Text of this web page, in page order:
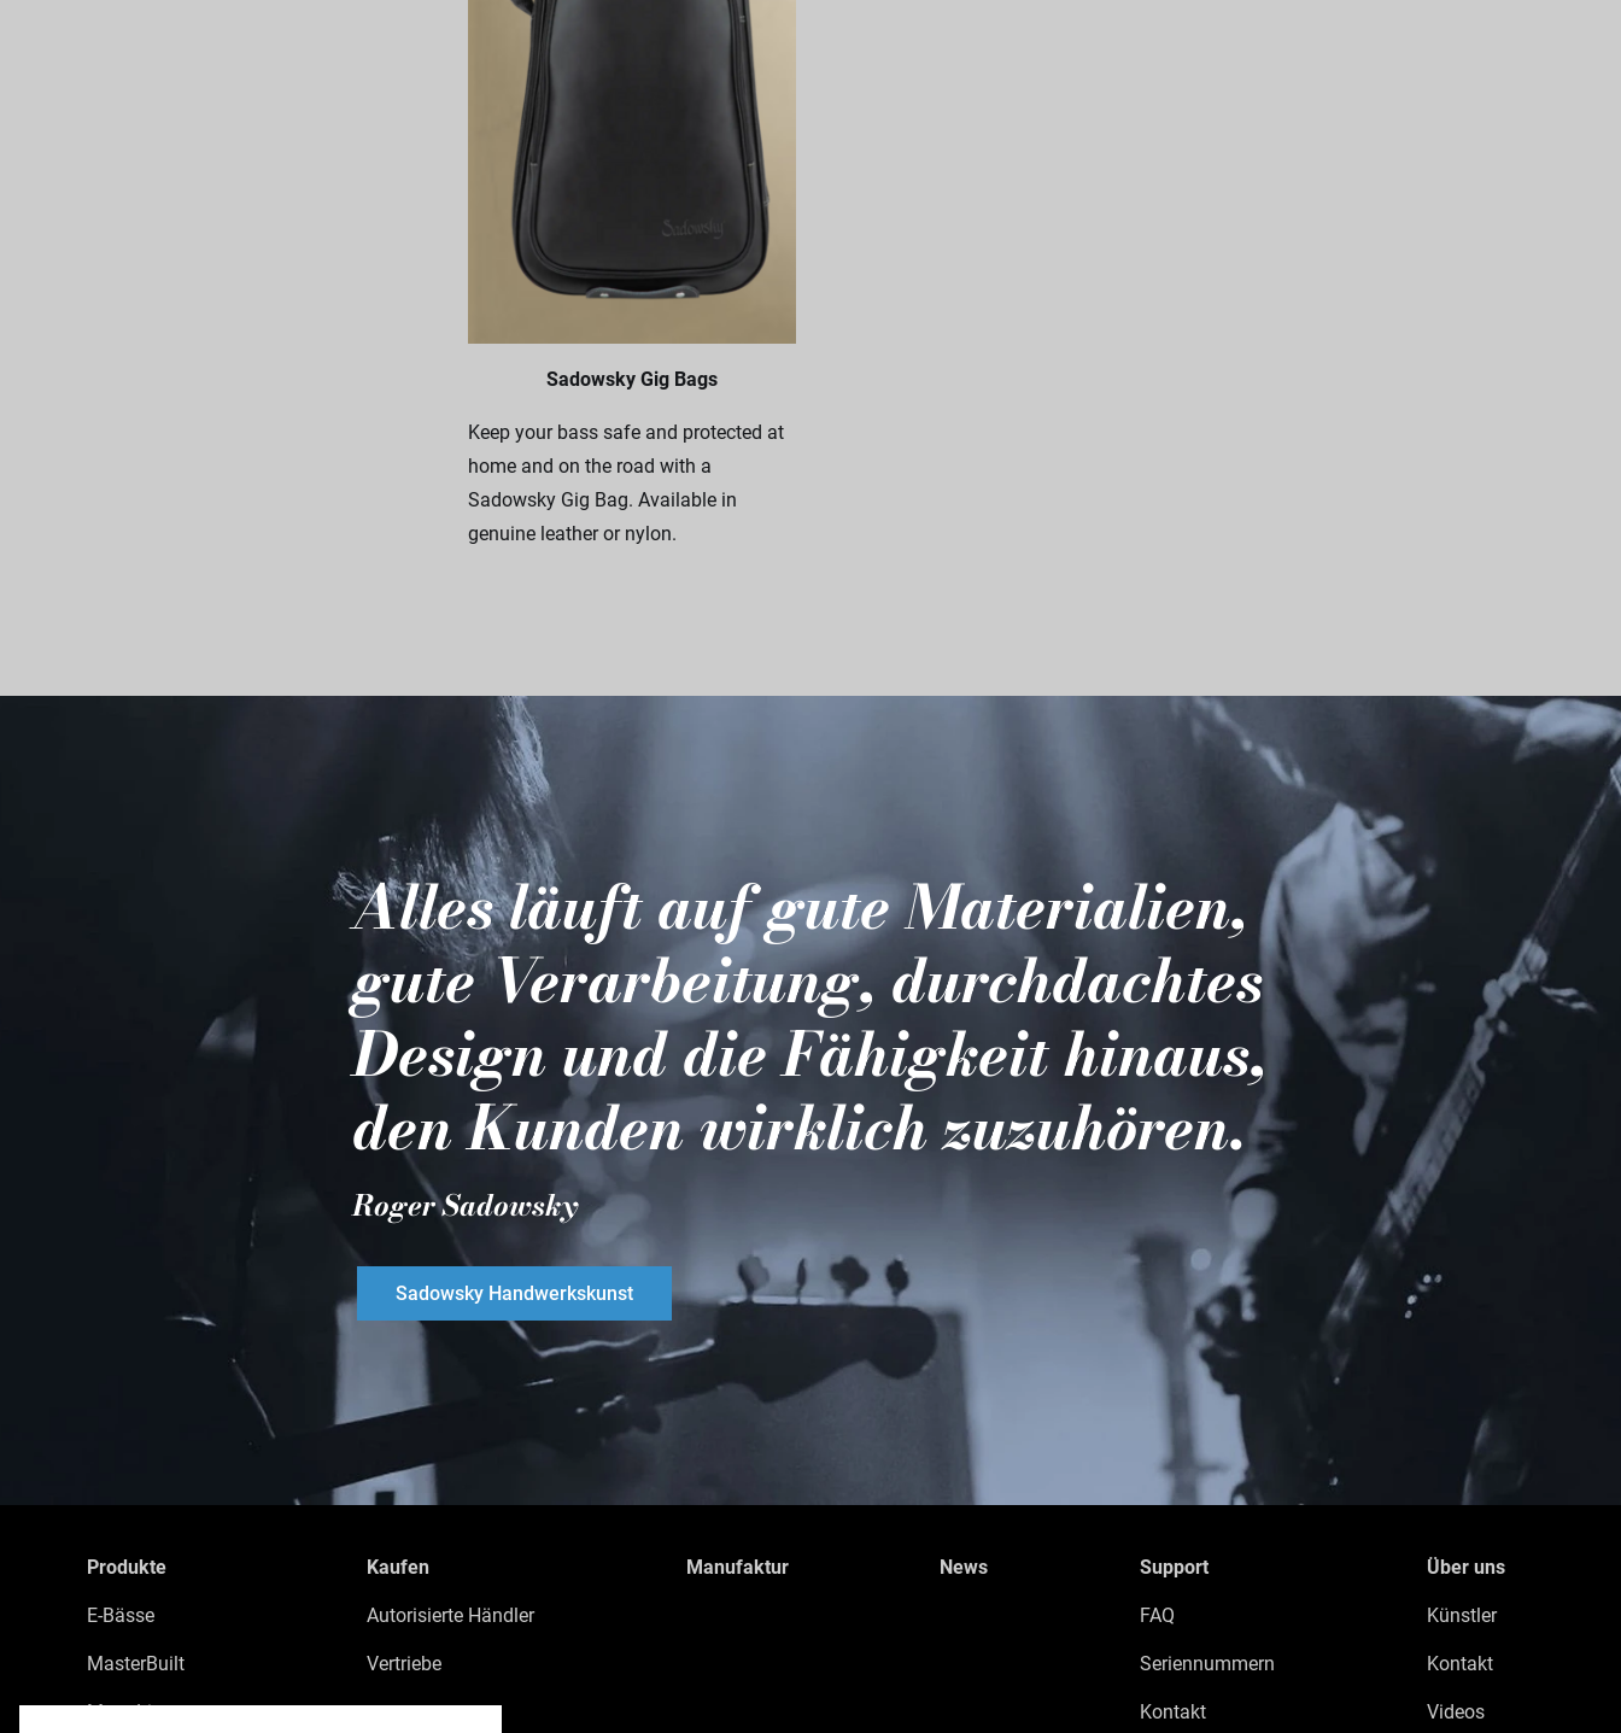
Sadowsky Gig Bags
Keep your bass safe and protected at
home and on the road with a
Sadowsky Gig Bag. Available in
genuine leather or nylon.
Alles läuft auf gute Materialien,
gute Verarbeitung, durchdachtes
Design und die Fähigkeit hinaus,
den Kunden wirklich zuzuhören.
Roger Sadowsky
Sadowsky Handwerkskunst
Produkte
E-Bässe
MasterBuilt
MetroLine
Kaufen
Autorisierte Händler
Vertriebe
Manufaktur News Support
FAQ
Seriennummern
Kontakt
Über uns
Künstler
Kontakt
Videos